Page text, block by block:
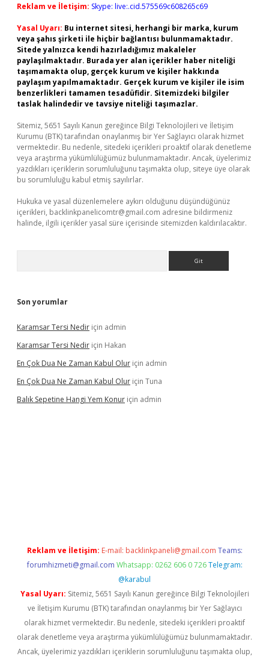
Reklam ve İletişim: Skype: live:.cid.575569c608265c69
Yasal Uyarı: Bu internet sitesi, herhangi bir marka, kurum
veya şahıs şirketi ile hiçbir bağlantısı bulunmamaktadır.
Sitede yalnızca kendi hazırladığımız makaleler
paylaşılmaktadır. Burada yer alan içerikler haber niteliği
taşımamakta olup, gerçek kurum ve kişiler hakkında
paylaşım yapılmamaktadır. Gerçek kurum ve kişiler ile isim
benzerlikleri tamamen tesadüfidir. Sitemizdeki bilgiler
taslak halindedir ve tavsiye niteliği taşımazlar.
Sitemiz, 5651 Sayılı Kanun gereğince Bilgi Teknolojileri ve İletişim
Kurumu (BTK) tarafından onaylanmış bir Yer Sağlayıcı olarak hizmet
vermektedir. Bu nedenle, sitedeki içerikleri proaktif olarak denetleme
veya araştırma yükümlülüğümüz bulunmamaktadır. Ancak, üyelerimiz
yazdıkları içeriklerin sorumluluğunu taşımakta olup, siteye üye olarak
bu sorumluluğu kabul etmiş sayılırlar.
Hukuka ve yasal düzenlemelere aykırı olduğunu düşündüğünüz
içerikleri, backlinkpanelicomtr@gmail.com adresine bildirmeniz
halinde, ilgili içerikler yasal süre içerisinde sitemizden kaldırılacaktır.
Son yorumlar
Karamsar Tersi Nedir için admin
Karamsar Tersi Nedir için Hakan
En Çok Dua Ne Zaman Kabul Olur için admin
En Çok Dua Ne Zaman Kabul Olur için Tuna
Balık Sepetine Hangi Yem Konur için admin
Reklam ve İletişim: E-mail: backlinkpaneli@gmail.com Teams:
forumhizmeti@gmail.com Whatsapp: 0262 606 0 726 Telegram:
@karabul
Yasal Uyarı: Sitemiz, 5651 Sayılı Kanun gereğince Bilgi Teknolojileri
ve İletişim Kurumu (BTK) tarafından onaylanmış bir Yer Sağlayıcı
olarak hizmet vermektedir. Bu nedenle, sitedeki içerikleri proaktif
olarak denetleme veya araştırma yükümlülüğümüz bulunmamaktadır.
Ancak, üyelerimiz yazdıkları içeriklerin sorumluluğunu taşımakta olup,